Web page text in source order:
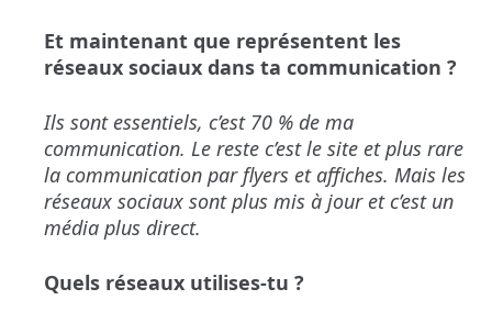
Et maintenant que représentent les
réseaux sociaux dans ta communication ?
Ils sont essentiels, c’est 70 % de ma
communication. Le reste c’est le site et plus rare
la communication par flyers et affiches. Mais les
réseaux sociaux sont plus mis à jour et c’est un
média plus direct.
Quels réseaux utilises-tu ?